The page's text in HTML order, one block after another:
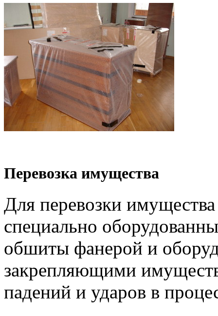
Перевозка имущества
Для перевозки
специально
обшиты фанерой и
закрепляющими
падений и ударов в